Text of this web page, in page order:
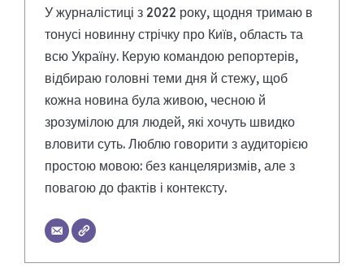
У журналістиці з 2022 року, щодня тримаю в
тонусі новинну стрічку про Київ, область та
всю Україну. Керую командою репортерів,
відбираю головні теми дня й стежу, щоб
кожна новина була живою, чесною й
зрозумілою для людей, які хочуть швидко
вловити суть. Люблю говорити з аудиторією
простою мовою: без канцеляризмів, але з
повагою до фактів і контексту.